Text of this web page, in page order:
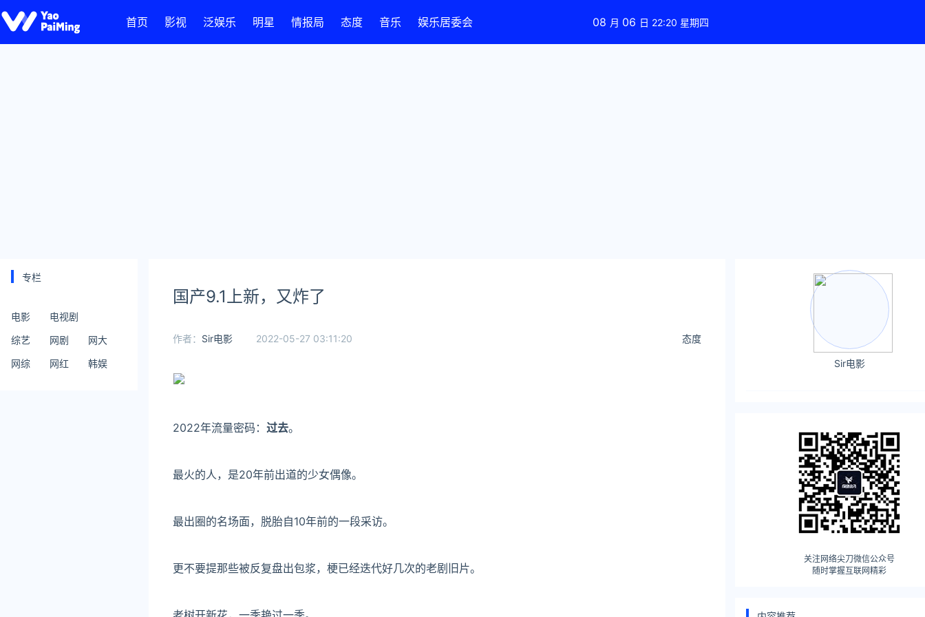
首页 影视 泛娱乐 明星 情报局 态度 音乐 娱乐居委会 08 月 06 日 22:20 星期四
专栏
电影
电视剧
综艺
网剧
网大
网综
网红 韩娱
国产9.1上新，又炸了
态度
作者： Sir电影 2022-05-27 03:11:20
2022年流量密码： 过去。
最火的人，是20年前出道的少女偶像。
最出圈的名场面，脱胎自10年前的一段采访。
更不要提那些被反复盘出包浆，梗已经迭代好几次的老剧旧片。
Sir电影
关注网络尖刀微信公众号
随时掌握互联网精彩